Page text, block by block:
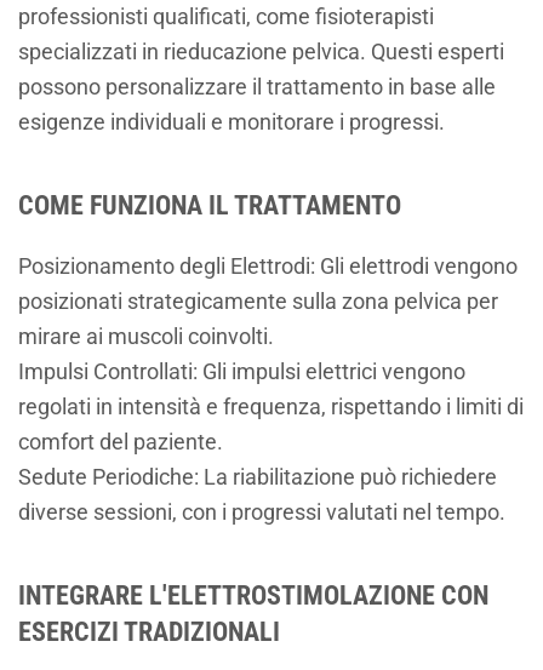
professionisti qualificati, come fisioterapisti
specializzati in rieducazione pelvica. Questi esperti
possono personalizzare il trattamento in base alle
esigenze individuali e monitorare i progressi.
COME FUNZIONA IL TRATTAMENTO
Posizionamento degli Elettrodi: Gli elettrodi vengono
posizionati strategicamente sulla zona pelvica per
mirare ai muscoli coinvolti.
Impulsi Controllati: Gli impulsi elettrici vengono
regolati in intensità e frequenza, rispettando i limiti di
comfort del paziente.
Sedute Periodiche: La riabilitazione può richiedere
diverse sessioni, con i progressi valutati nel tempo.
INTEGRARE L'ELETTROSTIMOLAZIONE CON
ESERCIZI TRADIZIONALI